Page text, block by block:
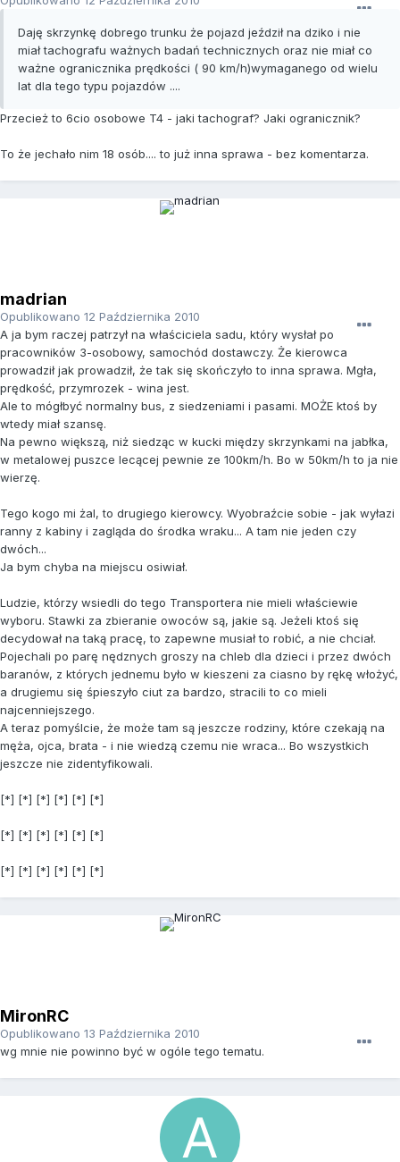
Daję skrzynkę dobrego trunku że pojazd jeździł na dziko i nie
miał tachografu ważnych badań technicznych oraz nie miał co
ważne ogranicznika prędkości ( 90 km/h)wymaganego od wielu
lat dla tego typu pojazdów ....
Przecież to 6cio osobowe T4 - jaki tachograf? Jaki ogranicznik?
To że jechało nim 18 osób.... to już inna sprawa - bez komentarza.
madrian
Opublikowano 12 Października 2010
A ja bym raczej patrzył na właściciela sadu, który wysłał po
pracowników 3-osobowy, samochód dostawczy. Że kierowca
prowadził jak prowadził, że tak się skończyło to inna sprawa. Mgła,
prędkość, przymrozek - wina jest.
Ale to mógłbyć normalny bus, z siedzeniami i pasami. MOŻE ktoś by
wtedy miał szansę.
Na pewno większą, niż siedząc w kucki między skrzynkami na jabłka,
w metalowej puszce lecącej pewnie ze 100km/h. Bo w 50km/h to ja nie
wierzę.
Tego kogo mi żal, to drugiego kierowcy. Wyobraźcie sobie - jak wyłazi
ranny z kabiny i zagląda do środka wraku... A tam nie jeden czy
dwóch...
Ja bym chyba na miejscu osiwiał.
Ludzie, którzy wsiedli do tego Transportera nie mieli właściewie
wyboru. Stawki za zbieranie owoców są, jakie są. Jeżeli ktoś się
decydował na taką pracę, to zapewne musiał to robić, a nie chciał.
Pojechali po parę nędznych groszy na chleb dla dzieci i przez dwóch
baranów, z których jednemu było w kieszeni za ciasno by rękę włożyć,
a drugiemu się śpieszyło ciut za bardzo, stracili to co mieli
najcenniejszego.
A teraz pomyślcie, że może tam są jeszcze rodziny, które czekają na
męża, ojca, brata - i nie wiedzą czemu nie wraca... Bo wszystkich
jeszcze nie zidentyfikowali.
[*] [*] [*] [*] [*] [*]
[*] [*] [*] [*] [*] [*]
[*] [*] [*] [*] [*] [*]
MironRC
Opublikowano 13 Października 2010
wg mnie nie powinno być w ogóle tego tematu.